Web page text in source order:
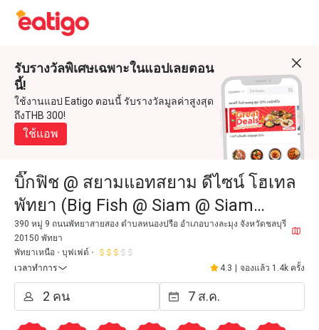
รับรางวัลพิเศษเฉพาะในแอปเลยตอน
นี้!
ใช้งานแอป Eatigo ตอนนี้ รับรางวัลมูลค่าสูงสุด
ถึงTHB 300!
ใช้แอพ
บิ๊กฟิช @ สยามแอทสยาม ดีไซน์ โฮเทล
พัทยา (Big Fish @ Siam @ Siam
Design Hotel Pattaya)
390 หมู่ 9 ถนนพัทยาสายสอง ตำบลหนองปรือ อำเภอบางละมุง จังหวัดชลบุรี
20150 พัทยา
พัทยาเหนือ
บุฟเฟต์
เวลาทำการ
4.3 จองแล้ว 1.4k ครั้ง